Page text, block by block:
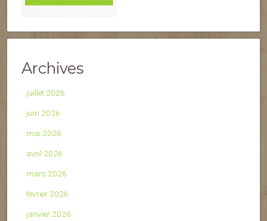
Archives
juillet 2026
juin 2026
mai 2026
avril 2026
mars 2026
février 2026
janvier 2026